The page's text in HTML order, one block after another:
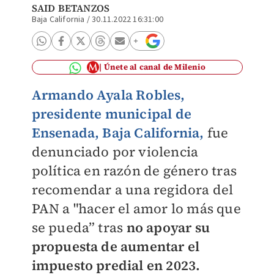
SAID BETANZOS
Baja California /30.11.2022 16:31:00
Únete al canal de Milenio
Armando Ayala Robles,
presidente municipal de
Ensenada, Baja California, fue
denunciado por violencia
política en razón de género tras
recomendar auna regidora del
PAN a "hacer el amor lo más que
se pueda” tras no apoyar su
propuesta de aumentar el
impuesto predial en 2023.